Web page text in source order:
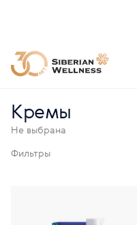
Кремы
Не выбрана
Фильтры